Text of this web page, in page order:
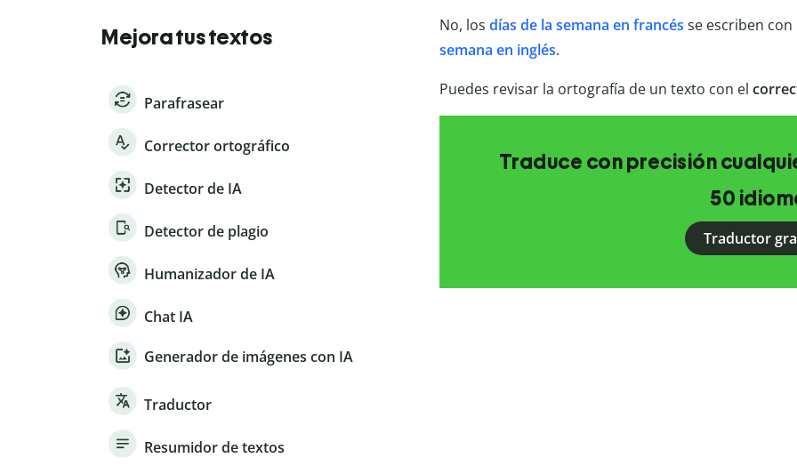
Mejora tus textos
Parafrasear
Corrector ortográfico
Detector de IA
Detector de plagio
Humanizador de IA
Chat IA
Generador de imágenes con IA
Traductor
Resumidor de textos
No, los días de la semana en francés se escriben
semana en inglés.
Puedes revisar la ortografía de un texto con el
Traduce con precisión
50
Traductor